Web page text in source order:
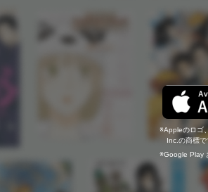
Appleのロゴ
Inc.の商標
Google Play